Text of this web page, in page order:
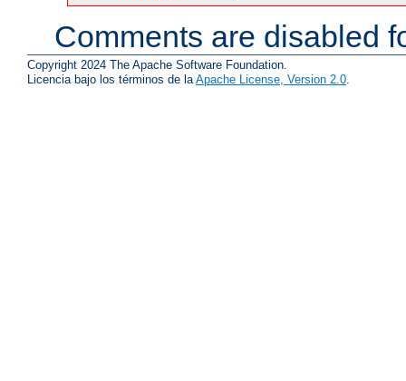
Comments are disabled
Copyright 2024 The Apache Software Foundation.
Licencia bajo los términos de laApache License, Version 2.0.